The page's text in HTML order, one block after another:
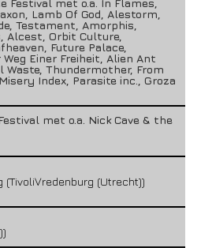
Festival met o.a. In Flames,
Lamb Of God, Alestorm,
Testament, Amorphis,
Alcest, Orbit Culture,
Future Palace,
Einer Freiheit, Alien Ant
Waste, Thundermother, From
Index, Parasite inc., Groza
met o.a. Nick Cave & the
(TivoliVredenburg (Utrecht))